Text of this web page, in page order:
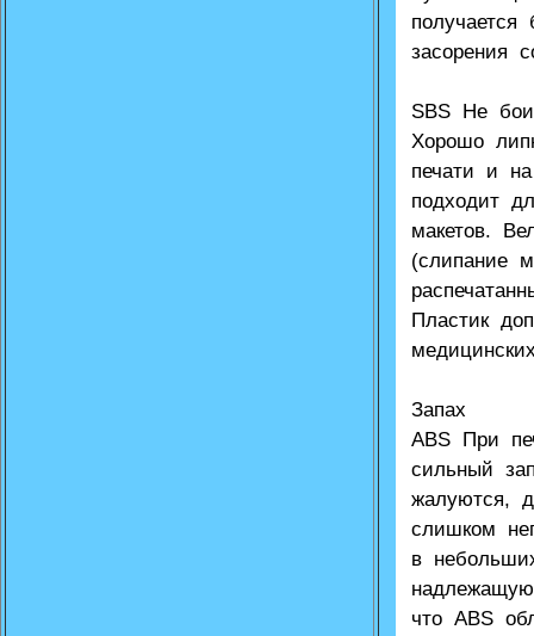
засорения
SBS Не
Хорошо
печати и
подходит
макетов.
(слипание
Пластик
Запах
ABS При
сильный
жалуются,
слишком
в
что ABS